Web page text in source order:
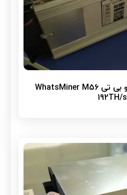
دستگاه ماینر میکرو بی تی WhatsMiner M56
192TH/s